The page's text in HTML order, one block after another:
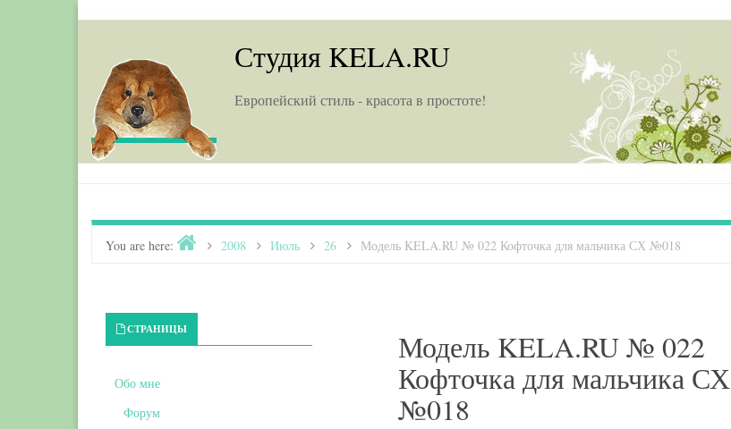
Студия KELA.RU
Европейский стиль - красота в простоте!
You are here: Home2008 Июль 26 Модель KELA.RU № 022 Кофточка для мальчика СХ №018
Модель KELA.RU № 022
Кофточка для мальчика СХ
№018
Primary Sidebar
СТРАНИЦЫ
Обо мне
Форум